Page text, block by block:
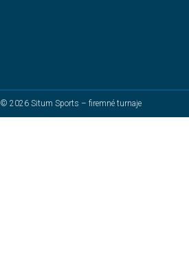
© 2026 Situm Sports – firemné turnaje